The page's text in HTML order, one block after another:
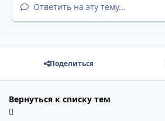
Ответить на эту тему...
Поделиться
Вернуться к списку тем